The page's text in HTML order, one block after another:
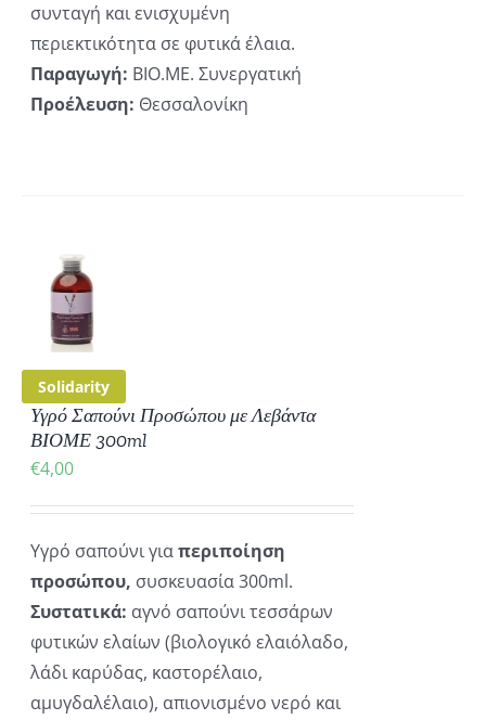
συνταγή και ενισχυμένη
περιεκτικότητα σε φυτικά έλαια.
Παραγωγή: ΒΙΟ.ΜΕ. Συνεργατική
Προέλευση: Θεσσαλονίκη
Solidarity
Υγρό Σαπούνι Προσώπου με Λεβάντα
ΒΙΟΜΕ 300ml
€4,00
Υγρό σαπούνι γιαπεριποίηση
προσώπου, συσκευασία 300ml.
Συστατικά: αγνό σαπούνι τεσσάρων
φυτικών ελαίων (βιολογικό ελαιόλαδο,
λάδι καρύδας, καστορέλαιο,
αμυγδαλέλαιο), απιονισμένο νερό και